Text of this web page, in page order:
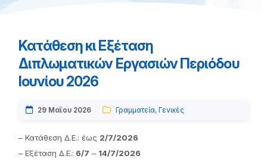
Κατάθεση κι Εξέταση
Διπλωματικών Εργασιών Περιόδου
Ιουνίου 2026
29 Μαΐου 2026 Γραμματεία, Γενικές
– Κατάθεση Δ.Ε.: έως 2/7/2026
– Εξέταση Δ.Ε.: 6/7 – 14/7/2026